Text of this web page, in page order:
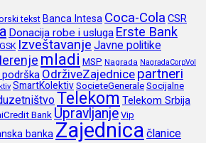
tekst Banca Intesa Coca-Cola CSR
Donacija robe i usluga Erste Bank
GSK Izveštavanje Javne politike
mladi MSP Nagrada NagradaCorpVol
OdrživeZajednice partneri
SmartKolektivSocieteGeneraleSocijalne
Telekom Telekom Srbija
Bank Upravljanje Vip
banka Zajednica članice